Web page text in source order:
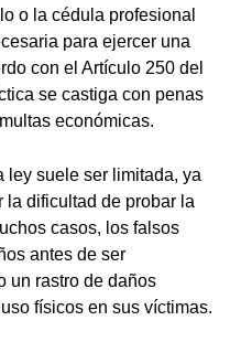
o la cédula profesional
para ejercer una
con el Artículo 250 del
se castiga con penas
económicas.
ley suele ser limitada, ya
la dificultad de probar la
casos, los falsos
antes de ser
un rastro de daños
físicos en sus víctimas.